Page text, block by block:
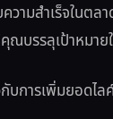
ามสำเร็จในตล
บรรลุเป้าหมาย
การเพิ่มยอดไล